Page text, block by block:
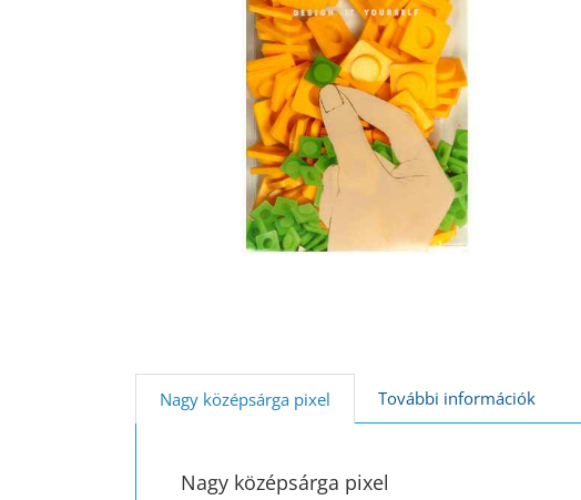
Nagy középsárga pixel További információk
Nagy középsárga pixel